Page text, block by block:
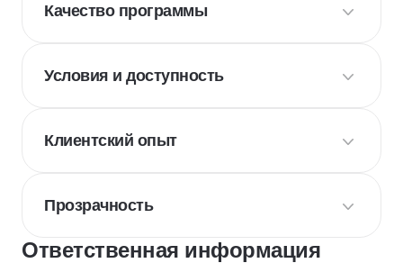
Качество программы
Условия и доступность
Клиентский опыт
Прозрачность
Ответственная информация